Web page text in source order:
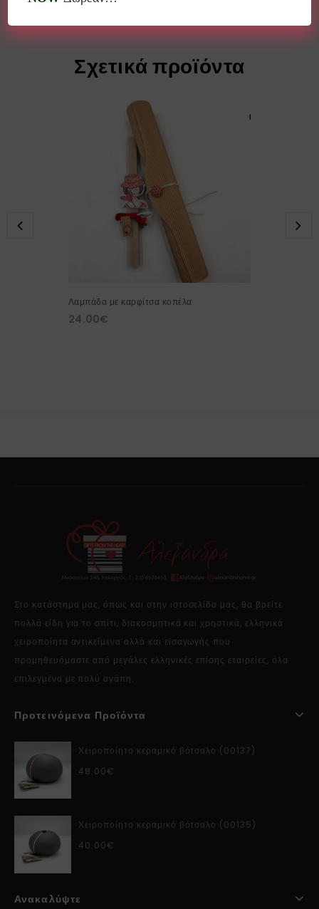
Σχετικά προϊόντα
Λαμπάδα με καρφίτσα κοπέλα
24.00€
Στο κατάστημα μας, όπως και στην ιστοσελίδα μας, θα βρείτε
πολλά είδη για το σπίτι, διακοσμητικά και χρηστικά, ελληνικά
χειροποίητα αντικείμενα αλλά και εισαγωγής που
προμηθευόμαστε από μεγάλες ελληνικές επίσης εταιρείες, όλα
επιλεγμένα με πολύ αγάπη.
Προτεινόμενα Προϊόντα
Χειροποίητο κεραμικό βότσαλο (00137)
48.00€
Χειροποίητο κεραμικό βότσαλο (00135)
40.00€
Ανακαλύψτε